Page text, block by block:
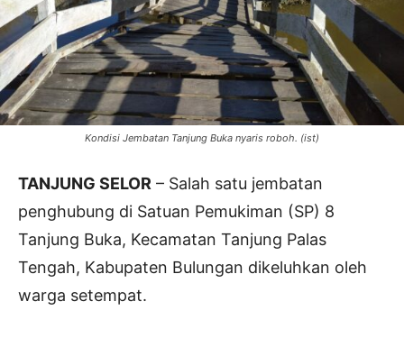
Kondisi Jembatan Tanjung Buka nyaris roboh. (ist)
TANJUNG SELOR – Salah satu jembatan
penghubung di Satuan Pemukiman (SP) 8
Tanjung Buka, Kecamatan Tanjung Palas
Tengah, Kabupaten Bulungan dikeluhkan oleh
warga setempat.